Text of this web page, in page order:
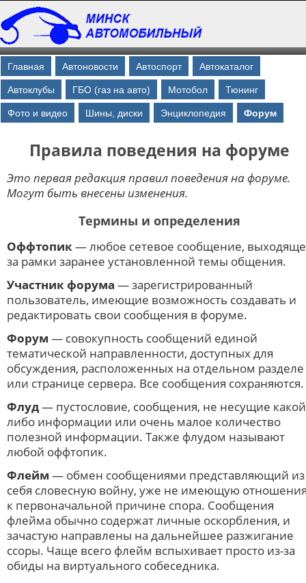
Главная Автоновости Автоспорт Автокаталог
Автоклубы ГБО (газ на авто) Мотобол Тюнинг
Фото и видео Шины, диски Энциклопедия Форум
Правила поведения на форуме
Это первая редакция правил поведения на форуме.
Могут быть внесены изменения.
Термины и определения
Оффтопик— любое сетевое сообщение,
за рамки заранее установленной темы общения.
Участник форума — зарегистрированный
пользователь, имеющие возможность создавать и
редактировать свои сообщения в форуме.
Форум — совокупность сообщений единой
тематической направленности, доступных для
обсуждения, расположенных на отдельном разделе
или странице сервера. Все сообщения сохраняются.
Флуд— пустословие, сообщения, не несущие
либо информации или очень малое количество
полезной информации. Также флудом называют
любой оффтопик.
Флейм — обмен сообщениями представляющий из
себя словесную войну, уже не имеющую
к первоначальной причине спора. Сообщения
флейма обычно содержат личные оскорбления, и
зачастую направлены на дальнейшее разжигание
ссоры. Чаще всего флейм вспыхивает просто из-за
обиды на виртуального собеседника.